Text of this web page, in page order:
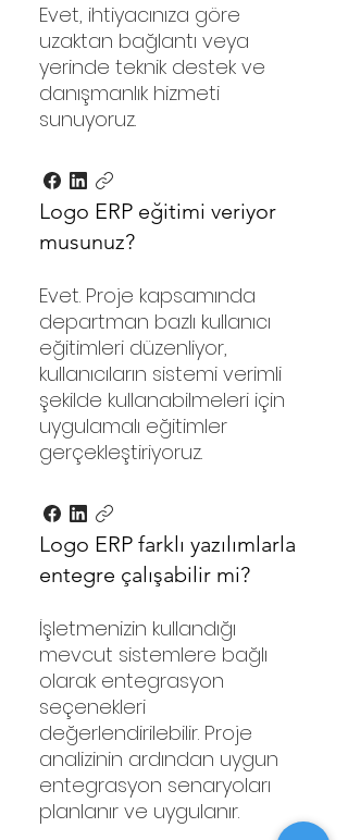
Evet, ihtiyacınıza göre
uzaktan bağlantı veya
yerinde teknik destek ve
danışmanlık hizmeti
sunuyoruz.
Logo ERP eğitimi veriyor
musunuz?
Evet. Proje kapsamında
departman bazlı kullanıcı
eğitimleri düzenliyor,
kullanıcıların sistemi verimli
şekilde kullanabilmeleri için
uygulamalı eğitimler
gerçekleştiriyoruz.
Logo ERP farklı yazılımlarla
entegre çalışabilir mi?
İşletmenizin kullandığı
mevcut sistemlere bağlı
olarak entegrasyon
seçenekleri
değerlendirilebilir. Proje
analizinin ardından uygun
entegrasyon senaryoları
planlanır ve uygulanır.